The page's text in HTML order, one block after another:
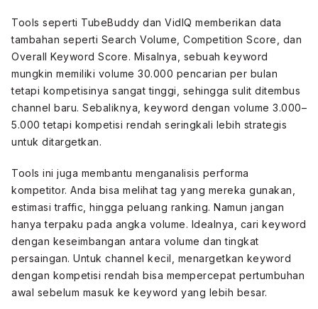
Tools seperti TubeBuddy dan VidIQ memberikan data
tambahan seperti Search Volume, Competition Score, dan
Overall Keyword Score. Misalnya, sebuah keyword
mungkin memiliki volume 30.000 pencarian per bulan
tetapi kompetisinya sangat tinggi, sehingga sulit ditembus
channel baru. Sebaliknya, keyword dengan volume 3.000–
5.000 tetapi kompetisi rendah seringkali lebih strategis
untuk ditargetkan.
Tools ini juga membantu menganalisis performa
kompetitor. Anda bisa melihat tag yang mereka gunakan,
estimasi traffic, hingga peluang ranking. Namun jangan
hanya terpaku pada angka volume. Idealnya, cari keyword
dengan keseimbangan antara volume dan tingkat
persaingan. Untuk channel kecil, menargetkan keyword
dengan kompetisi rendah bisa mempercepat pertumbuhan
awal sebelum masuk ke keyword yang lebih besar.